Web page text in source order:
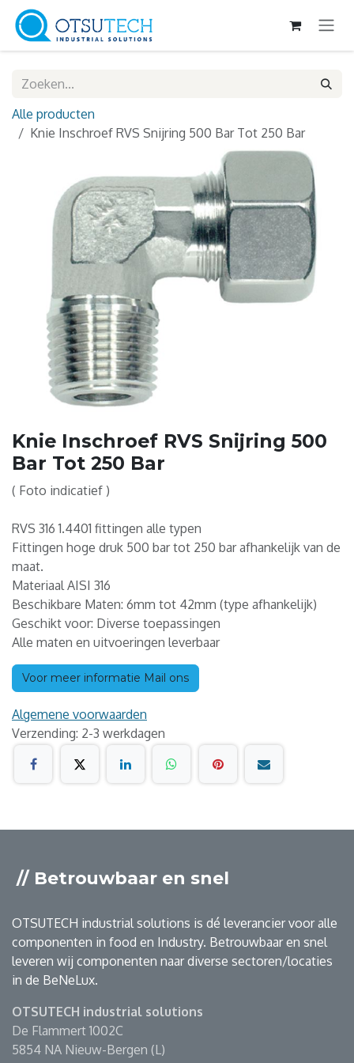
Overslaan naar inhoud
Alle producten
Knie Inschroef RVS Snijring 500 Bar Tot 250 Bar
Knie Inschroef RVS Snijring 500
Bar Tot 250 Bar
( Foto indicatief )
RVS 316 1.4401 fittingen alle typen
Fittingen hoge druk 500 bar tot 250 bar afhankelijk van de
maat.
Materiaal AISI 316
Beschikbare Maten: 6mm tot 42mm (type afhankelijk)
Geschikt voor: Diverse toepassingen
Alle maten en uitvoeringen leverbaar
Voor meer informatie Mail ons
Algemene voorwaarden
Verzending: 2-3 werkdagen
// Betrouwbaar en snel
OTSUTECH industrial solutions is dé leverancier voor alle
componenten in food en Industry. Betrouwbaar en snel
leveren wij componenten naar diverse sectoren/locaties
in de BeNeLux.
OTSUTECH industrial solutions
De Flammert 1002C
5854 NA Nieuw-Bergen (L)